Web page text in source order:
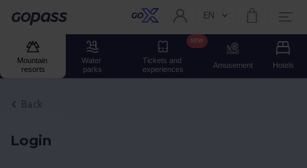
Gopass Current language:
EN
Mountain
resorts
Water
parks
Tickets and
experiences
NEW
Amusement Hotels
Back
Login